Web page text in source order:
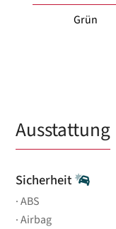
Grün
Ausstattung
Sicherheit
ABS
Airbag